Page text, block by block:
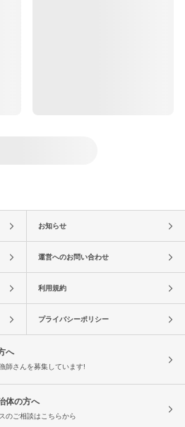
お知らせ
運営へのお問い合わせ
利用規約
プライバシーポリシー
へ
師さんを募集しています!
体の方へ
のご相談はこちらから